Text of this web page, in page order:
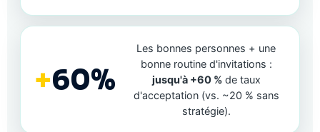
+60%
Les bonnes personnes + une
bonne routine d'invitations :
jusqu'à +60 %de taux
d'acceptation (vs. ~20 % sans
stratégie).